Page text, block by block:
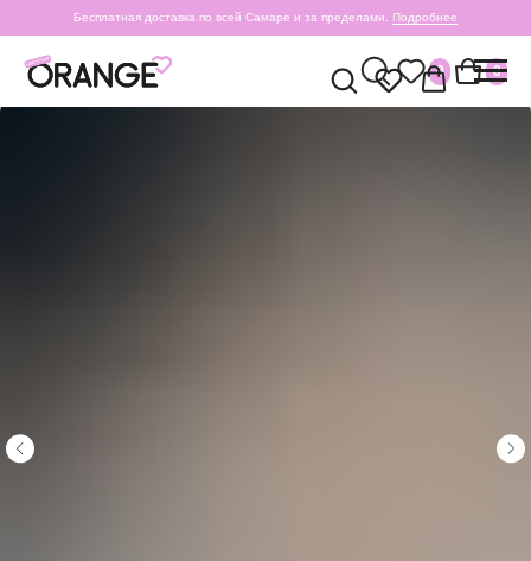
0 0
Бесплатная доставка по всей Самаре и за пределами. Подробнее